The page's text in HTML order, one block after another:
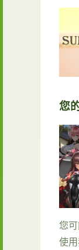
您
您
使